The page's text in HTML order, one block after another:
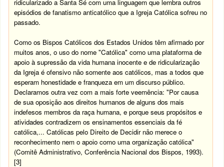
ridicularizado a Santa Sé com uma linguagem que lembra outros
episódios de fanatismo anticatólico que a Igreja Católica sofreu no
passado.
Como os Bispos Católicos dos Estados Unidos têm afirmado por
muitos anos, o uso do nome "Católica" como uma plataforma de
apoio à supressão da vida humana inocente e de ridicularização
da Igreja é ofensivo não somente aos católicos, mas a todos que
esperam honestidade e franqueza em um discurso público.
Declaramos outra vez com a mais forte veemência: "Por causa
de sua oposição aos direitos humanos de alguns dos mais
indefesos membros da raça humana, e porque seus propósitos e
atividades contradizem os ensinamentos essenciais da fé
católica,... Católicas pelo Direito de Decidir não merece o
reconhecimento nem o apoio como uma organização católica"
(Comitê Administrativo, Conferência Nacional dos Bispos, 1993).
[3]